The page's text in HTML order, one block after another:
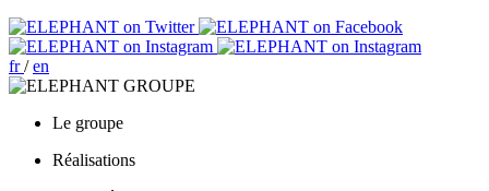
fr/ en
Le groupe
Réalisations